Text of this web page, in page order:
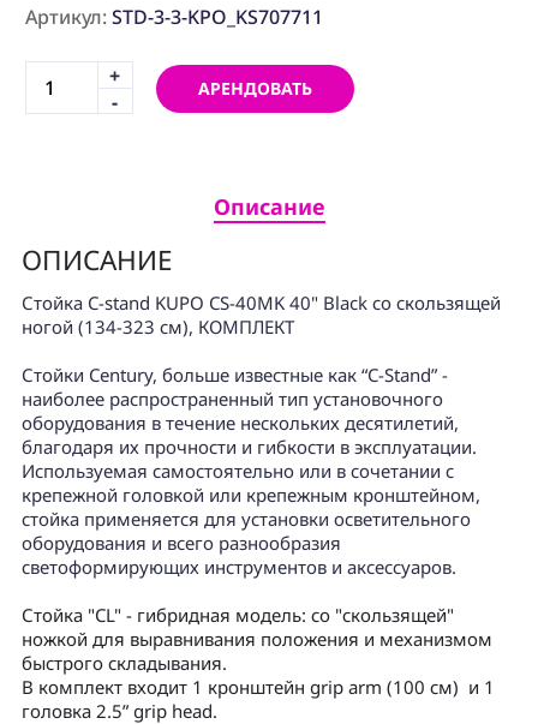
Постпродакшн
нас
Контакты
Артикул: STD-3-3-KPO_KS707711
+
-
АРЕНДОВАТЬ
Описание
ОПИСАНИЕ
Стойка C-stand KUPO CS-40MK 40" Black со скользящей
ногой (134-323 см), КОМПЛЕКТ
Стойки Century, больше известные как “C-Stand” -
наиболее распространенный тип установочного
оборудования в течение нескольких десятилетий,
благодаря их прочности и гибкости в эксплуатации.
Используемая самостоятельно или в сочетании с
крепежной головкой или крепежным кронштейном,
стойка применяется для установки осветительного
оборудования и всего разнообразия
светоформирующих инструментов и аксессуаров.
Стойка "CL" - гибридная модель: со "скользящей"
ножкой для выравнивания положения и механизмом
быстрого складывания.
В комплект входит 1 кронштейн grip arm (100 см) и 1
головка 2.5” grip head.